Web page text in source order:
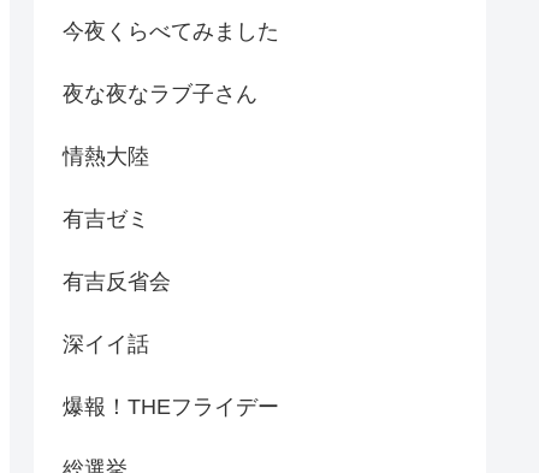
今夜くらべてみました
夜な夜なラブ子さん
情熱大陸
有吉ゼミ
有吉反省会
深イイ話
爆報！THEフライデー